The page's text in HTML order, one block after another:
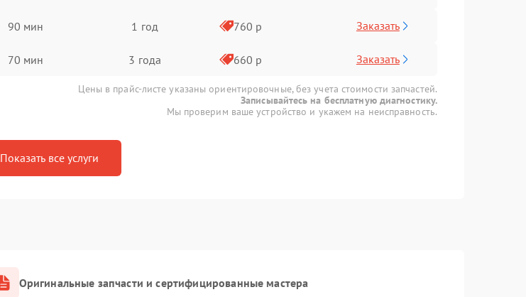
90 мин 1 год 760 р Заказать
70 мин 3 года 660 р Заказать
Цены в прайс-листе указаны ориентировочные, без учета стоимости запчастей.
Записывайтесь на бесплатную диагностику.
Мы проверим ваше устройство и укажем на неисправность.
Показать все услуги
Оригинальные запчасти и сертифицированные мастера